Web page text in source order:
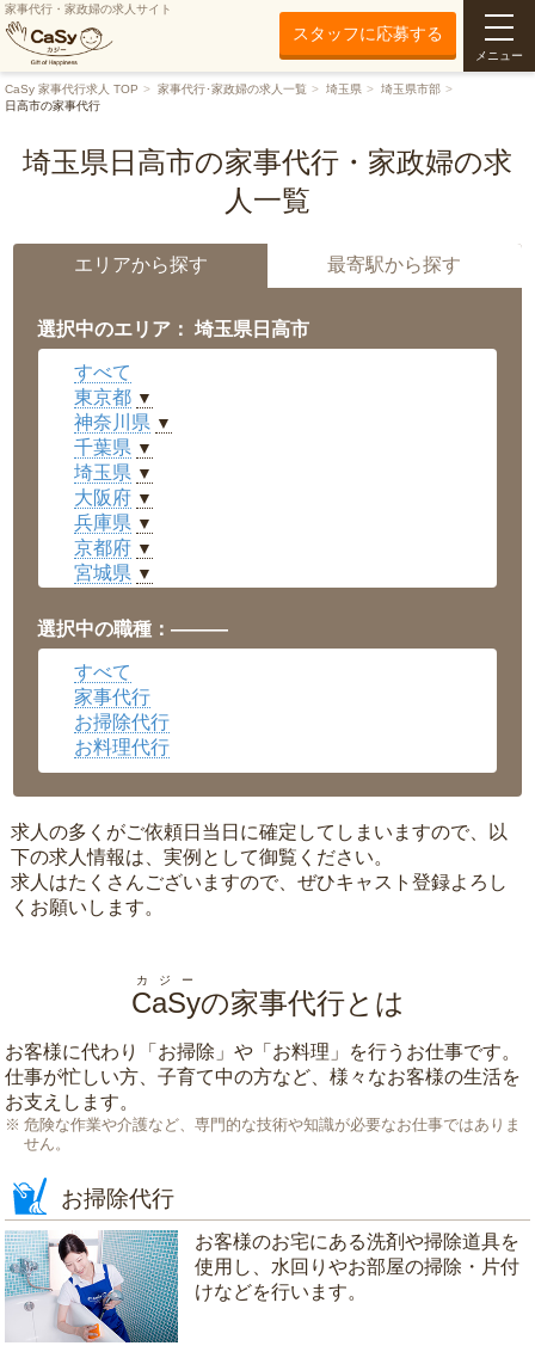
家事代行・家政婦の求人サイト
スタッフに応募する
メニュー
CaSy 家事代行求人 TOP 家事代行･家政婦の求人一覧 埼玉県
埼玉県市部
日高市の家事代行
埼玉県日高市の家事代行・家政婦の求
人一覧
エリアから探す 最寄駅から探す
選択中のエリア： 埼玉県日高市
すべて
東京都 ▼
神奈川県 ▼
千葉県 ▼
埼玉県 ▼
大阪府 ▼
兵庫県 ▼
京都府 ▼
宮城県 ▼
福井県 ▼
岡山県 ▼
広島県
沖縄県 ▼
選択中の職種：———
すべて
家事代行
お掃除代行
お料理代行
求人の多くがご依頼日当日に確定してしまいますので、以
下の求人情報は、実例として御覧ください。
求人はたくさんございますので、ぜひキャスト登録よろし
くお願いします。
CaSy
カジー
の家事代行とは
お客様に代わり「 お掃除 」や「 お料理 」を行うお仕事です。
仕事が忙しい方、子育て中の方など、様々なお客様の生活を
お支えします。
危険な作業や介護など、専門的な技術や知識が必要なお仕事ではありま
せん。
お掃除代行
お客様のお宅にある洗剤や掃除道具を
使用し、水回りやお部屋の掃除・片付
けなどを行います。